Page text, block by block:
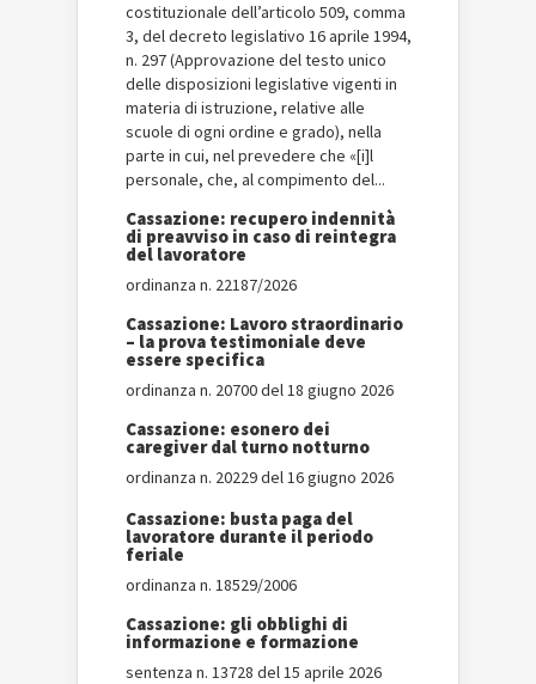
costituzionale dell’articolo 509, comma
3, del decreto legislativo 16 aprile 1994,
n. 297 (Approvazione del testo unico
delle disposizioni legislative vigenti in
materia di istruzione, relative alle
scuole di ogni ordine e grado), nella
parte in cui, nel prevedere che «[i]l
personale, che, al compimento del...
Cassazione: recupero indennità
di preavviso in caso di reintegra
del lavoratore
ordinanza n. 22187/2026
Cassazione: Lavoro straordinario
– la prova testimoniale deve
essere specifica
ordinanza n. 20700 del 18 giugno 2026
Cassazione: esonero dei
caregiver dal turno notturno
ordinanza n. 20229 del 16 giugno 2026
Cassazione: busta paga del
lavoratore durante il periodo
feriale
ordinanza n. 18529/2006
Cassazione: gli obblighi di
informazione e formazione
sentenza n. 13728 del 15 aprile 2026